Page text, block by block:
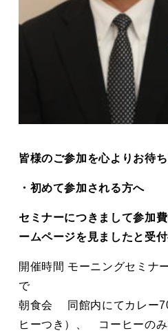
皆様のご参加を心よりお待ち
・初めて参加される方へ
セミナーにつきまして参加
ームページを見ましたと受
開催時間 モーニングセミナ
で
朝食会 同館内にてカレー
ヒーつき）、 コーヒーのみ